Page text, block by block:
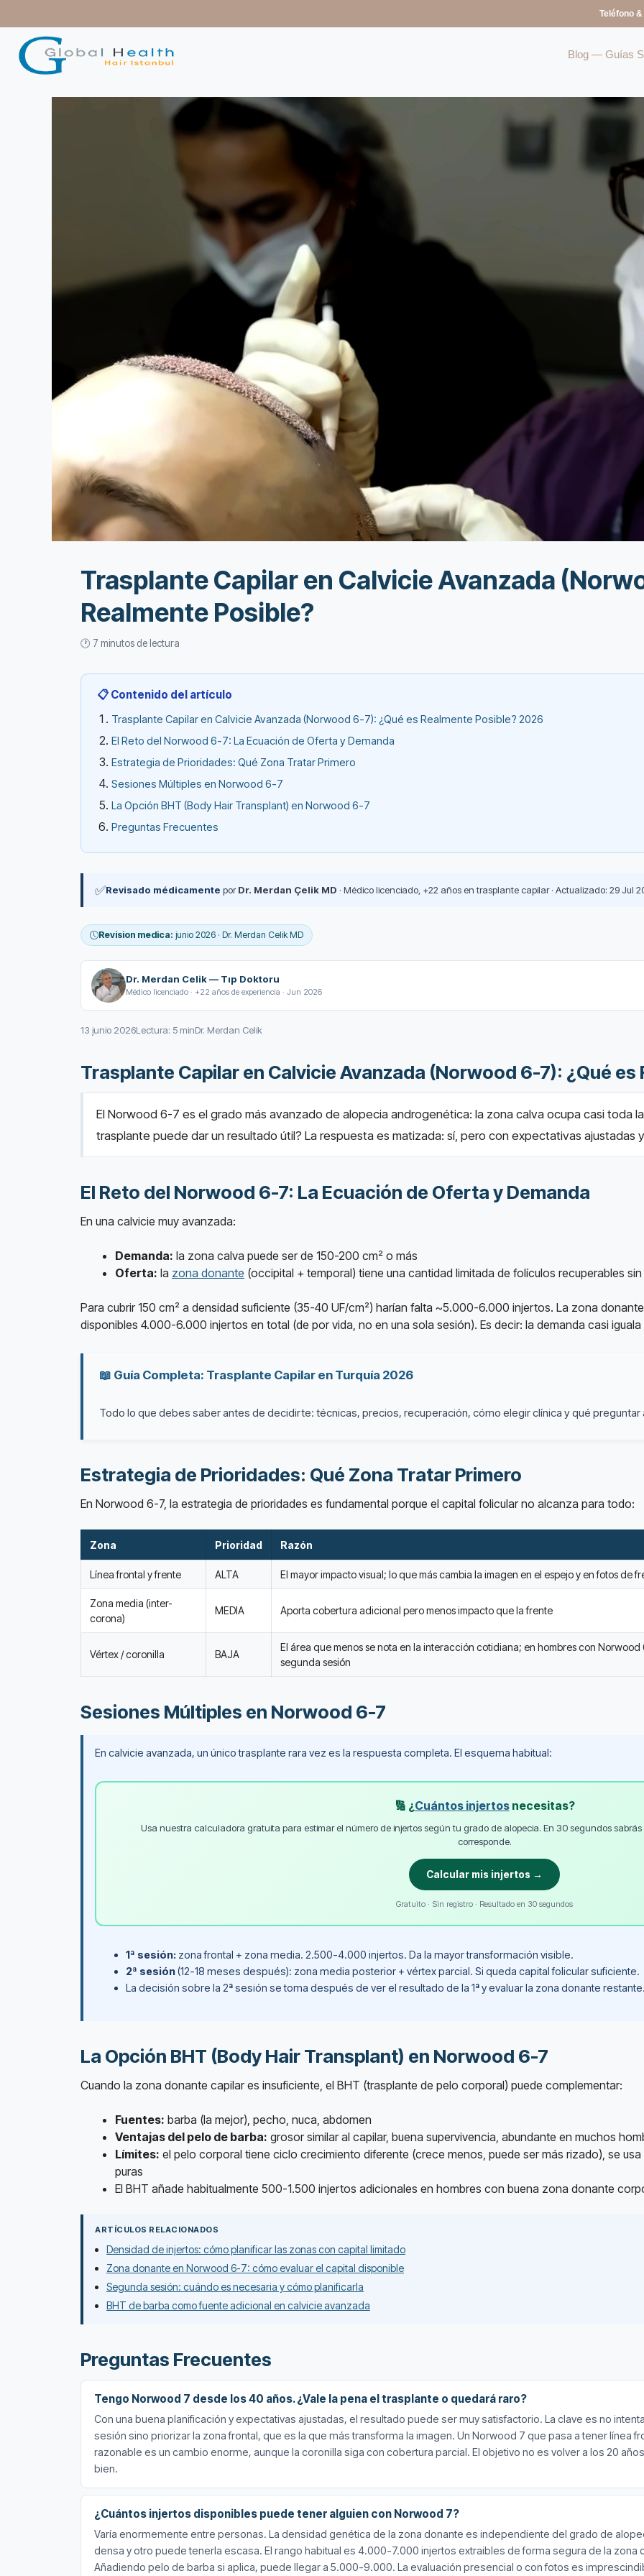
Teléfono
Blog — Guías
Trasplante Capilar en Calvicie Avanzada
Realmente Posible?
🕐 7 minutos de lectura
📋 Contenido del artículo
Trasplante Capilar en Calvicie Avanzada (Norwood 6-7): ¿Qué es Realmente Posible? 2026
El Reto del Norwood 6-7: La Ecuación de Oferta y Demanda
Estrategia de Prioridades: Qué Zona Tratar Primero
Sesiones Múltiples en Norwood 6-7
La Opción BHT (Body Hair Transplant) en Norwood 6-7
Preguntas Frecuentes
✅Revisado médicamente porDr. Merdan Çelik MD · Médico licenciado, +22 años en trasplante capilar · Actualizado: 29 Jul
Revision medica: junio 2026 · Dr. Merdan Celik MD
Dr. Merdan Celik — Tıp Doktoru
Médico licenciado · +22 años de experiencia · Jun 2026
13 junio 2026Lectura: 5 minDr. Merdan Celik
Trasplante Capilar en Calvicie Avanzada (Norwood 6-7): ¿Qué
El Norwood 6-7 es el grado más avanzado de alopecia androgenética: la zona calva ocupa casi toda
trasplante puede dar un resultado útil? La respuesta es matizada: sí, pero con expectativas ajustadas
El Reto del Norwood 6-7: La Ecuación de Oferta y Demanda
En una calvicie muy avanzada:
Demanda: la zona calva puede ser de 150-200 cm² o más
Oferta: la zona donante (occipital + temporal) tiene una cantidad limitada de folículos recuperables
Para cubrir 150 cm² a densidad suficiente (35-40 UF/cm²) harían falta ~5.000-6.000 injertos. La zona
disponibles 4.000-6.000 injertos en total (de por vida, no en una sola sesión). Es decir: la demanda casi
📖 Guía Completa: Trasplante Capilar en Turquía 2026
Todo lo que debes saber antes de decidirte: técnicas, precios, recuperación, cómo elegir clínica y qué preguntar
Estrategia de Prioridades: Qué Zona Tratar Primero
En Norwood 6-7, la estrategia de prioridades es fundamental porque el capital folicular no alcanza para todo:
Zona Prioridad Razón
Línea frontal y frente ALTA El mayor impacto visual; lo que más cambia la imagen en el espejo y en fotos de
Zona media (inter-
corona)
MEDIA Aporta cobertura adicional pero menos impacto que la frente
Vértex / coronilla BAJA
El área que menos se nota en la interacción cotidiana; en hombres con
segunda sesión
Sesiones Múltiples en Norwood 6-7
En calvicie avanzada, un único trasplante rara vez es la respuesta completa. El esquema habitual:
🔢 ¿Cuántos injertosnecesitas?
Usa nuestra calculadora gratuita para estimar el número de injertos según tu grado de alopecia. En 30 segundos
corresponde.
Calcular mis injertos →
Gratuito · Sin registro · Resultado en 30 segundos
1ª sesión: zona frontal + zona media. 2.500-4.000 injertos. Da la mayor transformación visible.
2ª sesión(12-18 meses después): zona media posterior + vértex parcial. Si queda capital folicular suficiente.
La decisión sobre la 2ª sesión se toma después de ver el resultado de la 1ª y evaluar la zona donante
La Opción BHT (Body Hair Transplant) en Norwood 6-7
Cuando la zona donante capilar es insuficiente, el BHT (trasplante de pelo corporal) puede complementar:
Fuentes: barba (la mejor), pecho, nuca, abdomen
Ventajas del pelo de barba: grosor similar al capilar, buena supervivencia, abundante en muchos
Límites: el pelo corporal tiene ciclo crecimiento diferente (crece menos, puede ser más rizado), se
puras
El BHT añade habitualmente 500-1.500 injertos adicionales en hombres con buena zona donante
ARTÍCULOS RELACIONADOS
Densidad de injertos: cómo planificar las zonas con capital limitado
Zona donante en Norwood 6-7: cómo evaluar el capital disponible
Segunda sesión: cuándo es necesaria y cómo planificarla
BHT de barba como fuente adicional en calvicie avanzada
Preguntas Frecuentes
Tengo Norwood 7 desde los 40 años. ¿Vale la pena el trasplante o quedará raro?
Con una buena planificación y expectativas ajustadas, el resultado puede ser muy satisfactorio. La clave es no
sesión sino priorizar la zona frontal, que es la que más transforma la imagen. Un Norwood 7 que pasa a tener línea
razonable es un cambio enorme, aunque la coronilla siga con cobertura parcial. El objetivo no es volver a los 20
bien.
¿Cuántos injertos disponibles puede tener alguien con Norwood 7?
Varía enormemente entre personas. La densidad genética de la zona donante es independiente del grado de
densa y otro puede tenerla escasa. El rango habitual es 4.000-7.000 injertos extraibles de forma segura de la zona
Añadiendo pelo de barba si aplica, puede llegar a 5.000-9.000. La evaluación presencial o con fotos es